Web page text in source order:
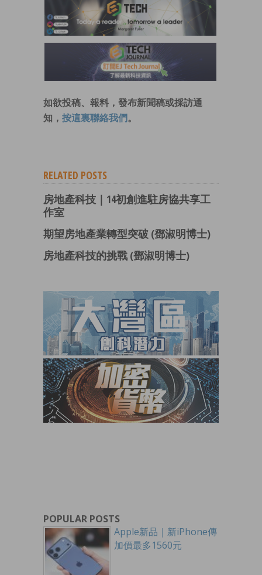
如欲投稿、報料，發布新聞稿或採訪通
知， 按這裏聯絡我們 。
RELATED POSTS
房地產科技｜14初創進駐房協共享工
作室
期望房地產業轉型突破 (鄧淑明博士)
房地產科技的挑戰 (鄧淑明博士)
POPULAR POSTS
Apple新品｜新iPhone傳
加價最多1560元